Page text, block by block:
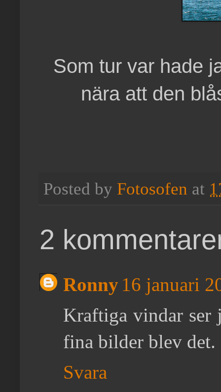
Som tur var hade
nära att den
Posted by Fotosofen at
2
Ronny 16 januari
Kraftiga vindar ser
fina bilder blev
Svara